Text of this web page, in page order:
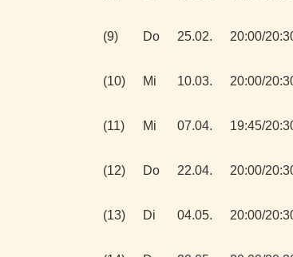
(9) Do 25.02. 20:00/
(10) Mi 10.03. 20:00/
(11) Mi 07.04. 19:45/
(12) Do 22.04. 20:00/
(13) Di 04.05. 20:00/